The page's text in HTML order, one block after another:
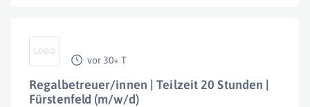
vor 30+ T
Regalbetreuer/innen | Teilzeit 20 Stunden |
Fürstenfeld (m/w/d)